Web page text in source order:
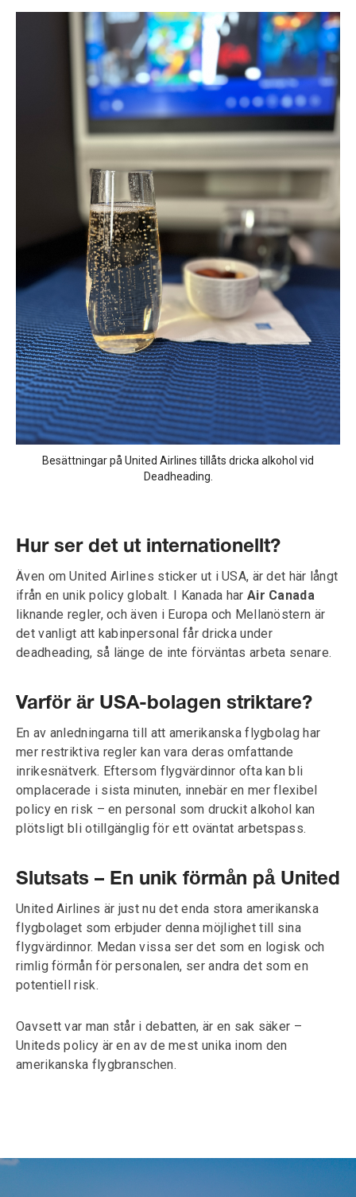
Besättningar på United Airlines tillåts dricka alkohol vid
Deadheading.
Hur ser det ut internationellt?
Även om United Airlines sticker ut i USA, är det här långt
ifrån en unik policy globalt. I Kanada har Air Canada
liknande regler, och även i Europa och Mellanöstern är
det vanligt att kabinpersonal får dricka under
deadheading, så länge de inte förväntas arbeta senare.
Varför är USA-bolagen striktare?
En av anledningarna till att amerikanska flygbolag har
mer restriktiva regler kan vara deras omfattande
inrikesnätverk. Eftersom flygvärdinnor ofta kan bli
omplacerade i sista minuten, innebär en mer flexibel
policy en risk – en personal som druckit alkohol kan
plötsligt bli otillgänglig för ett oväntat arbetspass.
Slutsats – En unik förmån på United
United Airlines är just nu det enda stora amerikanska
flygbolaget som erbjuder denna möjlighet till sina
flygvärdinnor. Medan vissa ser det som en logisk och
rimlig förmån för personalen, ser andra det som en
potentiell risk.
Oavsett var man står i debatten, är en sak säker –
Uniteds policy är en av de mest unika inom den
amerikanska flygbranschen.